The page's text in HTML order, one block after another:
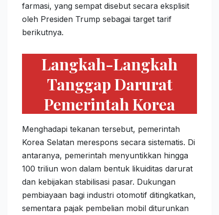
farmasi, yang sempat disebut secara eksplisit
oleh Presiden Trump sebagai target tarif
berikutnya.
Langkah-Langkah
Tanggap Darurat
Pemerintah Korea
Menghadapi tekanan tersebut, pemerintah
Korea Selatan merespons secara sistematis. Di
antaranya, pemerintah menyuntikkan hingga
100 triliun won dalam bentuk likuiditas darurat
dan kebijakan stabilisasi pasar. Dukungan
pembiayaan bagi industri otomotif ditingkatkan,
sementara pajak pembelian mobil diturunkan